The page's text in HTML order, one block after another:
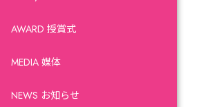
AWARD 授賞式
MEDIA 媒体
NEWS お知らせ